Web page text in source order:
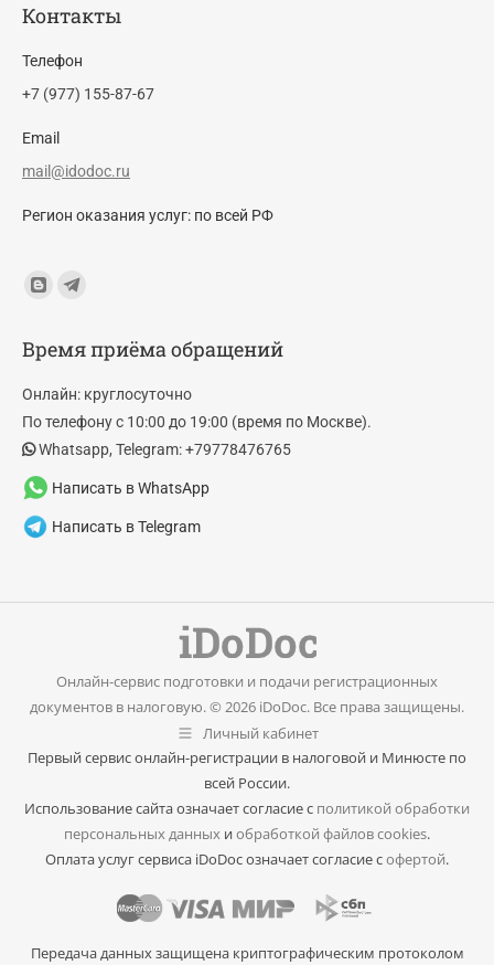
Контакты
Телефон
+7 (977) 155-87-67
Email
mail@idodoc.ru
Регион оказания услуг: по всей РФ
Find us on:
Blogger
opens
window
Telegram
opens
new
window
Время приёма обращений
Онлайн: круглосуточно
По телефону с 10:00 до 19:00 (время по Москве).
Whatsapp, Telegram: +79778476765
Написать в WhatsApp
Написать в Telegram
Онлайн-сервис подготовки и подачи регистрационных
документов в налоговую. © 2026 iDoDoc. Все права защищены.
Личный кабинет
Первый сервис онлайн-регистрации в налоговой и Минюсте по
всей России.
Использование сайта означает согласие с политикой обработки
персональных данных иобработкой файлов cookies.
Оплата услуг сервиса iDoDoc означает согласие софертой.
Передача данных защищена криптографическим протоколом